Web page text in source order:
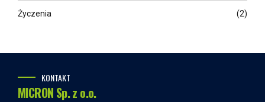
Życzenia (2)
KONTAKT
MICRON Sp. z o.o.